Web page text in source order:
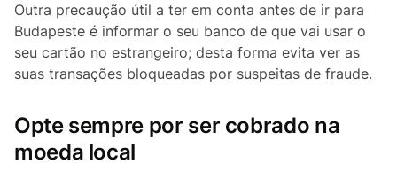
Outra precaução útil a ter em conta antes de ir para
Budapeste é informar o seu banco de que vai usar o
seu cartão no estrangeiro; desta forma evita ver as
suas transações bloqueadas por suspeitas de fraude.
Opte sempre por ser cobrado na
moeda local